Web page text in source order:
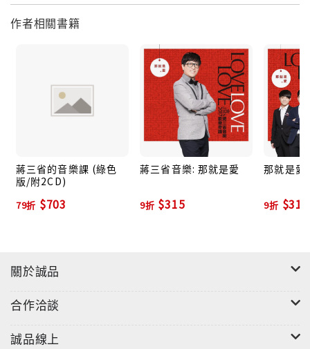
編曲形式詮釋這首歌，並遴選出十多位擁有好歌喉的音
樂素人，以專業唱片的規格錄音、編曲、混音製作，為
專輯音樂嚴格把關。專輯最後並收錄由製作人蔣三省親
自重新編曲的 ~ 貝多芬《歡樂頌》，曲末彷彿DIVA天后
般的瘋狂高歌，一同將歡樂的氣氛推升到最高潮。
作者相關書籍
蔣三省的音樂課 (綠色
版/附2CD)
79折 $703
蔣三省音樂: 那就是愛
9折 $315
那就是愛
9折 $315
關於誠品
合作洽談
誠品線上